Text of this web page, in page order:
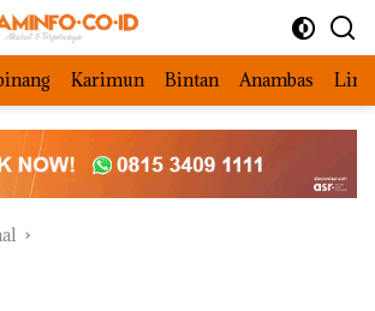
Karimun Bintan Anambas